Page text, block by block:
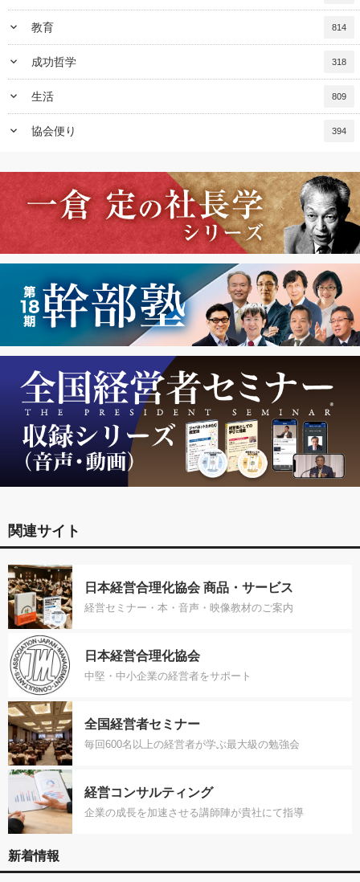
keyboard_arrow_down 教育 814
keyboard_arrow_down 成功哲学 318
keyboard_arrow_down 生活 809
keyboard_arrow_down 協会便り 394
関連サイト
日本経営合理化協会 商品・サービス
経営セミナー・本・音声・映像教材のご案内
日本経営合理化協会
中堅・中小企業の経営者をサポート
全国経営者セミナー
毎回600名以上の経営者が学ぶ最大級の勉強会
経営コンサルティング
企業の成長を加速させる講師陣が貴社にて指導
新着情報